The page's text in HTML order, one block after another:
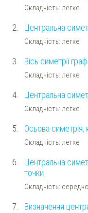
Складність: легке
2. Центральна
Складність: легке
3. Вісь симетрії
Складність: легке
4. Центральна
Складність: легке
5. Осьова
Складність: легке
6.
Центральна
точки
Складність: середнє
7. Визначення